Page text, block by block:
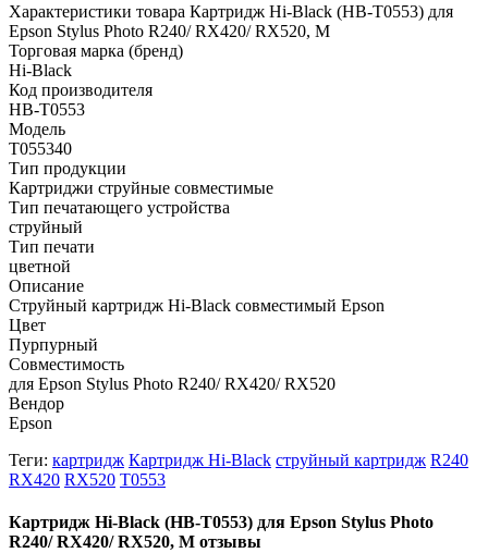
Характеристики товара Картридж Hi-Black (HB-T0553) для
Epson Stylus Photo R240/ RX420/ RX520, M
Торговая марка (бренд)
Hi-Black
Код производителя
HB-T0553
Модель
T055340
Тип продукции
Картриджи струйные совместимые
Тип печатающего устройства
струйный
Тип печати
цветной
Описание
Струйный картридж Hi-Black совместимый Epson
Цвет
Пурпурный
Совместимость
для Epson Stylus Photo R240/ RX420/ RX520
Вендор
Epson
Теги: картридж Картридж Hi-Black струйный картридж R240
RX420 RX520 T0553
Картридж Hi-Black (HB-T0553) для Epson Stylus Photo
R240/ RX420/ RX520, M отзывы